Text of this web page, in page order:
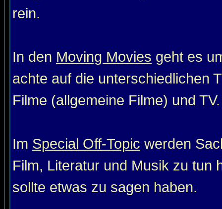
rein.
In den Moving Movies geht es
achte auf die unterschiedlichen
Filme (allgemeine Filme) und
Im Special Off-Topic werden
Film, Literatur und Musik zu tun
sollte etwas zu sagen haben.